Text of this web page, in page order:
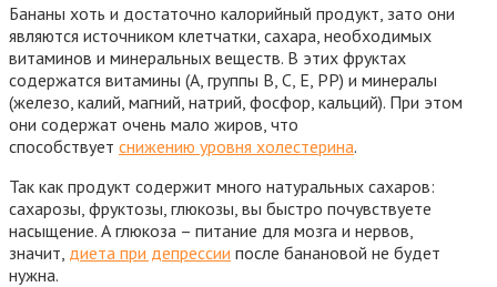
Бананы хоть и достаточно калорийный продукт, зато они
являются источником клетчатки, сахара, необходимых
витаминов и минеральных веществ. В этих фруктах
содержатся витамины (A, группы B, C, E, PP) и минералы
(железо, калий, магний, натрий, фосфор, кальций). При этом
они содержат очень мало жиров, что
способствует снижению уровня холестерина.
Так как продукт содержит много натуральных сахаров:
сахарозы, фруктозы, глюкозы, вы быстро почувствуете
насыщение. А глюкоза – питание для мозга и нервов,
значит, диета при депрессии после банановой не будет
нужна.